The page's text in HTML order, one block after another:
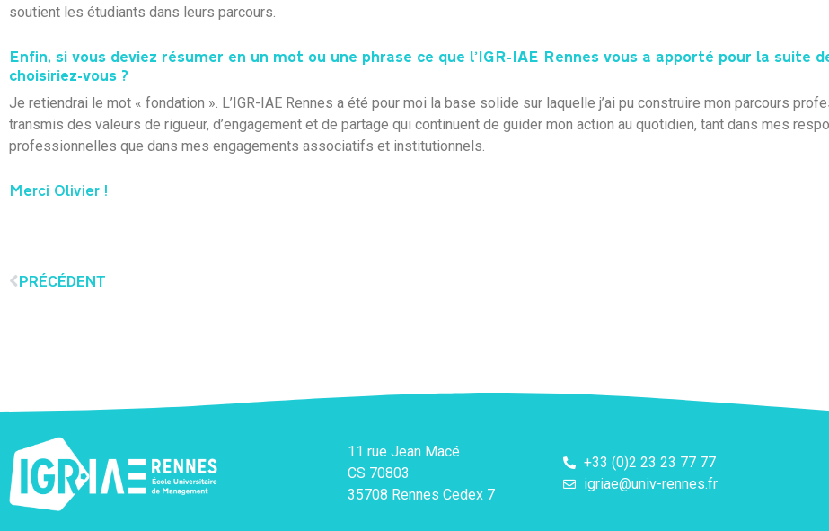
soutient les étudiants dans leurs parcours.
Enfin, si vous deviez résumer en un mot ou une phrase ce que l’IGR-IAE Rennes vous a apporté pour la suite
choisiriez-vous ?
Je retiendrai le mot « fondation ». L’IGR-IAE Rennes a été pour moi la base solide sur laquelle j’ai pu construire mon parcours
transmis des valeurs de rigueur, d’engagement et de partage qui continuent de guider mon action au quotidien, tant dans mes
professionnelles que dans mes engagements associatifs et institutionnels.
Merci Olivier !
PRÉCÉDENT
11 rue Jean Macé
CS 70803
35708 Rennes Cedex 7
+33 (0)2 23 23 77 77
igriae@univ-rennes.fr